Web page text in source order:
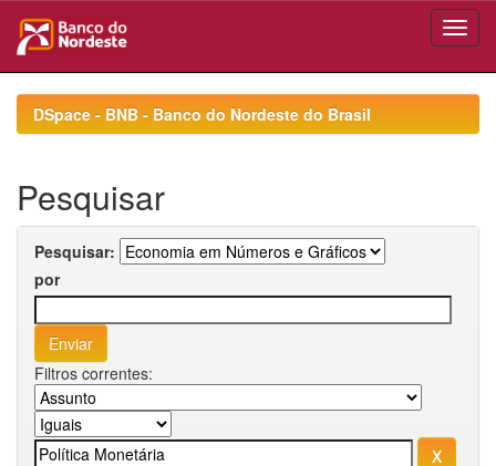
navigationDSpace - BNB - Banco do Nordeste do Brasil
Pesquisar
Pesquisar:
por
Filtros correntes: